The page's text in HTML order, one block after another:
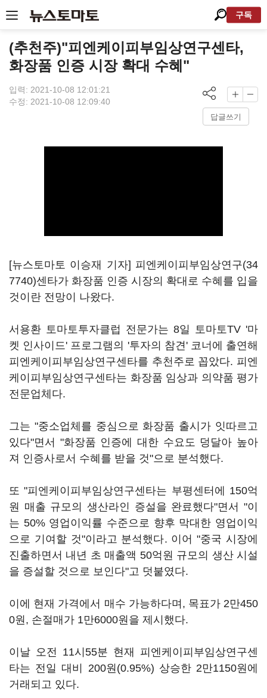
구독
(추천주)"피엔케이피부임상연구센타,
화장품 인증 시장 확대 수혜"
입력: 2021-10-08 12:01:21
수정: 2021-10-08 12:09:40
답글쓰기
[뉴스토마토 이승재 기자] 피엔케이피부임상연구(34
7740)센타가 화장품 인증 시장의 확대로 수혜를 입을
것이란 전망이 나왔다.
서용환 토마토투자클럽 전문가는 8일 토마토TV '마
켓 인사이드' 프로그램의 '투자의 참견' 코너에 출연해
피엔케이피부임상연구센타를 추천주로 꼽았다. 피엔
케이피부임상연구센타는 화장품 임상과 의약품 평가
전문업체다.
그는 "중소업체를 중심으로 화장품 출시가 잇따르고
있다"면서 "화장품 인증에 대한 수요도 덩달아 높아
져 인증사로서 수혜를 받을 것"으로 분석했다.
또 "피엔케이피부임상연구센타는 부평센터에 150억
원 매출 규모의 생산라인 증설을 완료했다"면서 "이
는 50% 영업이익률 수준으로 향후 막대한 영업이익
으로 기여할 것"이라고 분석했다. 이어 "중국 시장에
진출하면서 내년 초 매출액 50억원 규모의 생산 시설
을 증설할 것으로 보인다"고 덧붙였다.
이에 현재 가격에서 매수 가능하다며, 목표가 2만450
0원, 손절매가 1만6000원을 제시했다.
이날 오전 11시55분 현재 피엔케이피부임상연구센
타는 전일 대비 200원(0.95%) 상승한 2만1150원에
거래되고 있다.